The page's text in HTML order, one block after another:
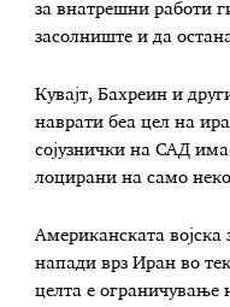
за внатрешни работи
засолниште и да
Кувајт, Бахреин и
наврати беа цел на
сојузнички на САД
лоцирани на само
Американската војска
напади врз Иран во
целта е ограничување